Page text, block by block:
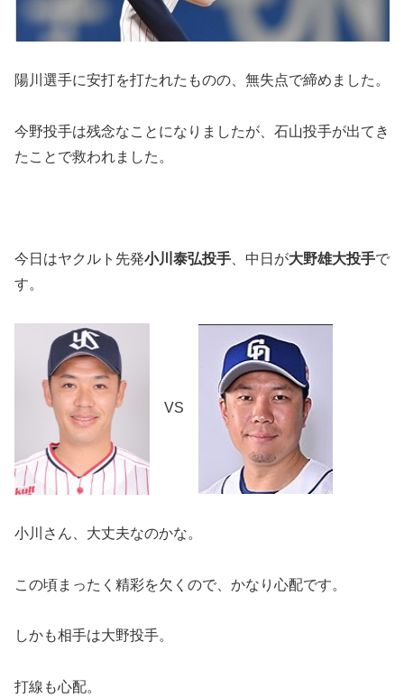
陽川選手に安打を打たれたものの、無失点で締めました。
今野投手は残念なことになりましたが、石山投手が出てき
たことで救われました。
今日はヤクルト先発小川泰弘投手 、中日が大野雄大投手で
す。
VS
小川さん、大丈夫なのかな。
この頃まったく精彩を欠くので、かなり心配です。
しかも相手は大野投手。
打線も心配。